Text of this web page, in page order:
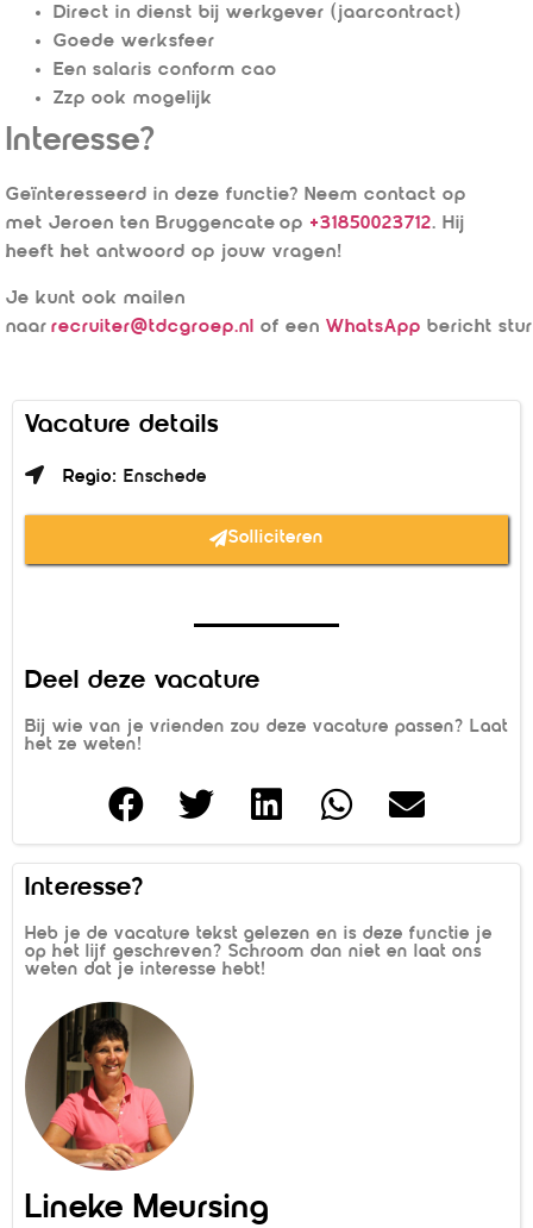
Direct in dienst bij werkgever (jaarcontract)
Goede werksfeer
Een salaris conform cao
Zzp ook mogelijk
Interesse?
Geïnteresseerd in deze functie? Neem contact op
met Jeroen ten Bruggencate op +31850023712. Hij
heeft het antwoord op jouw vragen!
Je kunt ook mailen
naar recruiter@tdcgroep.nl of een WhatsApp bericht
Vacature details
Regio: Enschede
Solliciteren
Deel deze vacature
Bij wie van je vrienden zou deze vacature passen? Laat
het ze weten!
Interesse?
Heb je de vacature tekst gelezen en is deze functie je
op het lijf geschreven? Schroom dan niet en laat ons
weten dat je interesse hebt!
Lineke Meursing